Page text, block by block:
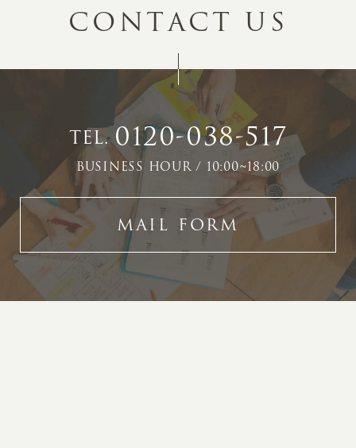
CONTACT US
TEL.0120-038-517
BUSINESS HOUR / 10:00~18:00
MAIL FORM